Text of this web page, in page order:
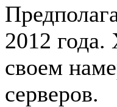
2012 года.
своем
серверов.